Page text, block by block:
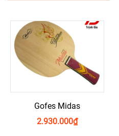
Gofes Midas
₫
2.930.000